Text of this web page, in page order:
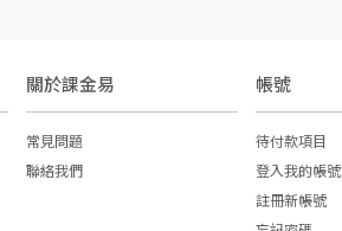
關於課金易
常見問題
聯絡我們
帳號
待付款項目
登入我的帳號
註冊新帳號